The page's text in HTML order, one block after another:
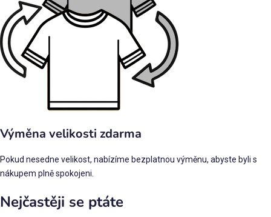
Výměna velikosti zdarma
Pokud nesedne velikost, nabízíme bezplatnou výměnu, abyste byli s
nákupem plně spokojeni.
Nejčastěji se ptáte